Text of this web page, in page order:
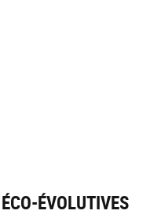
ÉVOLUTIVES